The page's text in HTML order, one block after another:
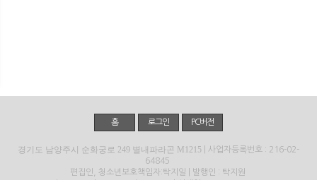
홈 로그인 PC버전
경기도 남양주시 순화궁로 249 별내파라곤 M1215 | 사업자등록번호 : 216-02-
64845
편집인, 청소년보호책임자:탁지일 | 발행인 : 탁지원